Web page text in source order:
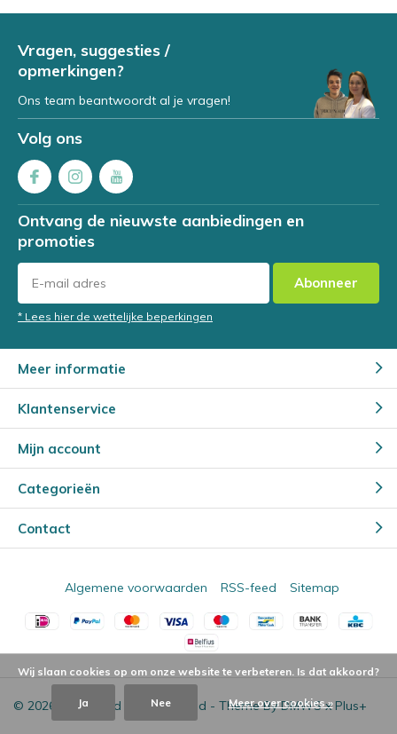
Vragen, suggesties /
opmerkingen?
Ons team beantwoordt al je vragen!
Volg ons
Ontvang de nieuwste aanbiedingen en
promoties
Abonneer
* Lees hier de wettelijke beperkingen
Meer informatie
Klantenservice
Mijn account
Categorieën
Contact
© 2026 - Powered by Lightspeed - Theme ByDMWSxPlus+
Algemene voorwaarden RSS-feed Sitemap
Wij slaan cookies op om onze website te verbeteren. Is dat akkoord?
Ja Nee Meer over cookies »